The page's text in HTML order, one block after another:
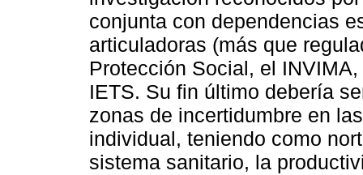
conjunta con dependencias
articuladoras (más que
Protección Social, el
IETS. Su fin último debería
zonas de incertidumbre en
individual, teniendo como
sistema sanitario, la